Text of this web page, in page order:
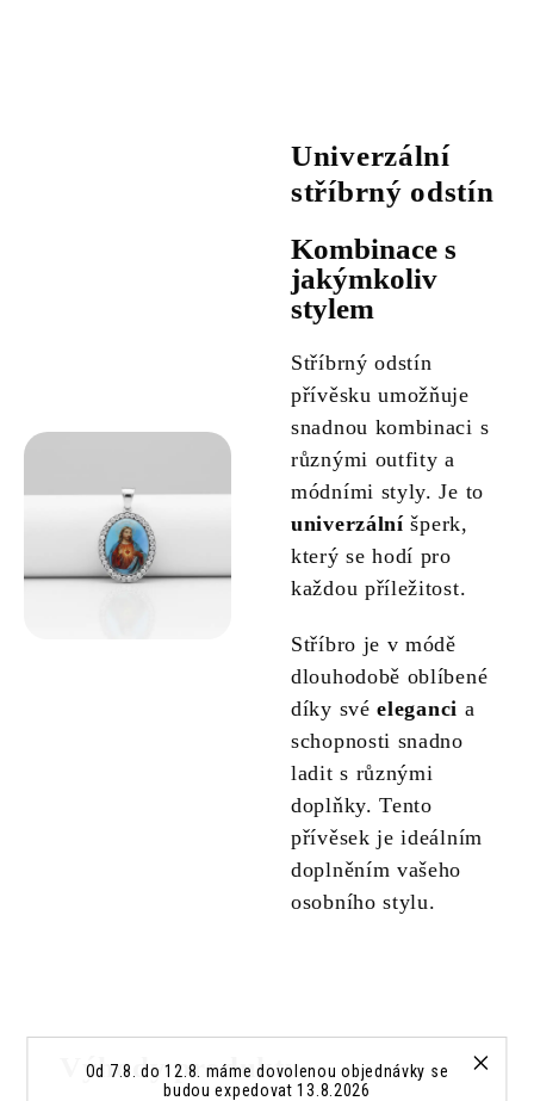
Od 7.8. do 12.8. máme dovolenou objednávky se
budou expedovat 13.8.2026
Univerzální
stříbrný odstín
Kombinace s
jakýmkoliv
stylem
Stříbrný odstín
přívěsku umožňuje
snadnou kombinaci s
různými outfity a
módními styly. Je to
univerzálníšperk,
který se hodí pro
každou příležitost.
Stříbro je v módě
dlouhodobě oblíbené
díky svéeleganci a
schopnosti snadno
ladit s různými
doplňky. Tento
přívěsek je ideálním
doplněním vašeho
osobního stylu.
Výhody produktu